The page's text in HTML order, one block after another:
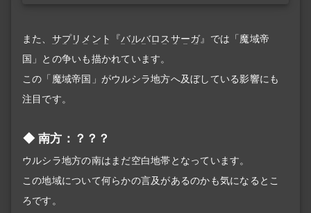
また、 サプリメント 『バルバロスサーガ』では「魔域帝
国」との争いも描かれています。
この「魔域帝国」がウルシラ地方へ及ぼしている影響にも
注目です。
南方：？？？
ウルシラ地方の南はまだ空白地帯となっています。
この地域について何らかの言及があるのかも気になるとこ
ろです。